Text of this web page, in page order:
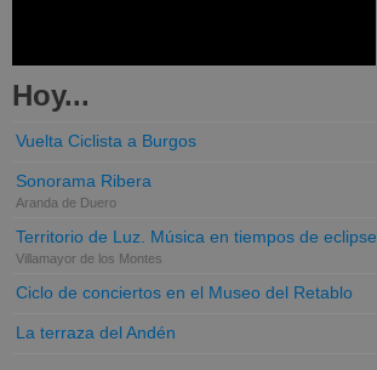
Hoy...
Vuelta Ciclista a Burgos
Sonorama Ribera
Aranda de Duero
Territorio de Luz. Música en tiempos de eclipse
Villamayor de los Montes
Ciclo de conciertos en el Museo del Retablo
La terraza del Andén